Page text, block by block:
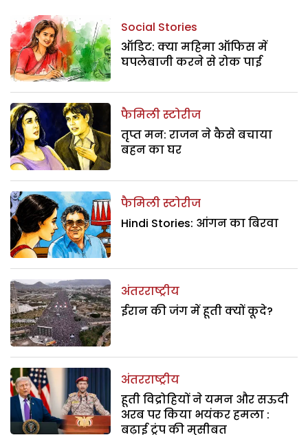
Social Stories
ऑडिट: क्या महिमा ऑफिस में
घपलेबाजी करने से रोक पाई
फैमिली स्टोरीज
तृप्त मन: राजन ने कैसे बचाया
बहन का घर
फैमिली स्टोरीज
Hindi Stories: आंगन का बिरवा
अंतरराष्ट्रीय
ईरान की जंग में हूती क्यों कूदे?
अंतरराष्ट्रीय
हूती विद्रोहियों ने यमन और सऊदी
अरब पर किया भयंकर हमला :
बढ़ाई ट्रंप की मुसीबत